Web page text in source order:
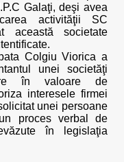
Galaţi, deşi avea
activităţii SC
această societate
Colgiu Viorica a
unei societăţi
în valoare de
interesele firmei
unei persoane
proces verbal de
în legislaţia